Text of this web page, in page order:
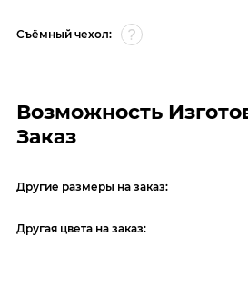
Съёмный чехол:
Возможность
Заказ
Другие размеры на заказ:
Другая цвета на заказ: